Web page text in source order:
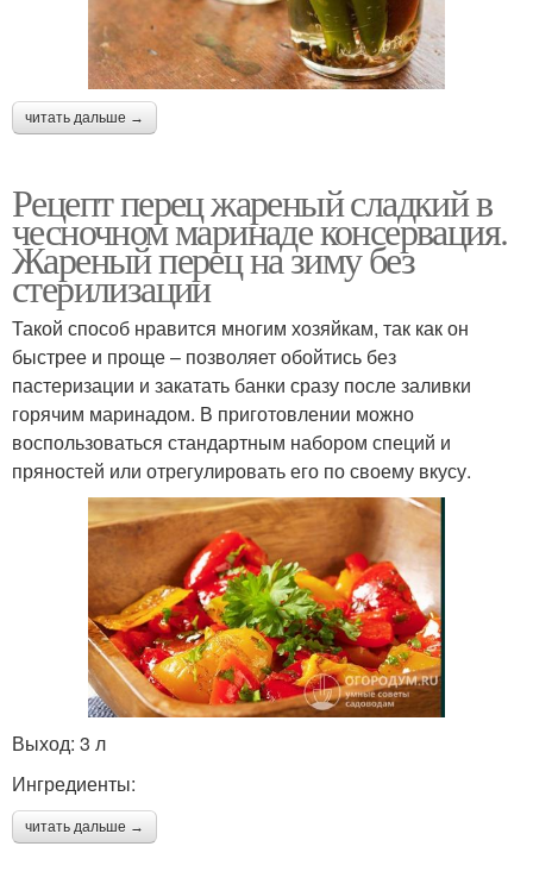
читать дальше →
Рецепт перец жареный сладкий в
чесночном маринаде консервация.
Жареный перец на зиму без
стерилизации
Такой способ нравится многим хозяйкам, так как он
быстрее и проще – позволяет обойтись без
пастеризации и закатать банки сразу после заливки
горячим маринадом. В приготовлении можно
воспользоваться стандартным набором специй и
пряностей или отрегулировать его по своему вкусу.
Выход: 3 л
Ингредиенты:
читать дальше →